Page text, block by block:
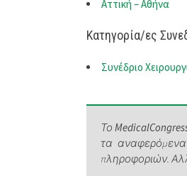
Αττική – Αθήνα
Κατηγορία/ες
Συνέδριο
Το
τα
πληροφοριών.